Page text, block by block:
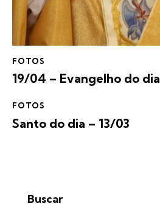
FOTOS
19/04 – Evangelho do dia
FOTOS
Santo do dia – 13/03
Buscar